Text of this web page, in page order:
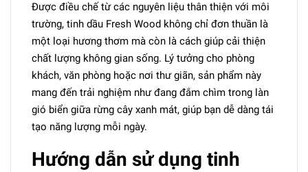
Được điều chế từ các nguyên liệu thân thiện với môi
trường, tinh dầu Fresh Wood không chỉ đơn thuần là
một loại hương thơm mà còn là cách giúp cải thiện
chất lượng không gian sống. Lý tưởng cho phòng
khách, văn phòng hoặc nơi thư giãn, sản phẩm này
mang đến trải nghiệm như đang đắm chìm trong làn
gió biển giữa rừng cây xanh mát, giúp bạn dễ dàng tái
tạo năng lượng mỗi ngày.
Hướng dẫn sử dụng tinh